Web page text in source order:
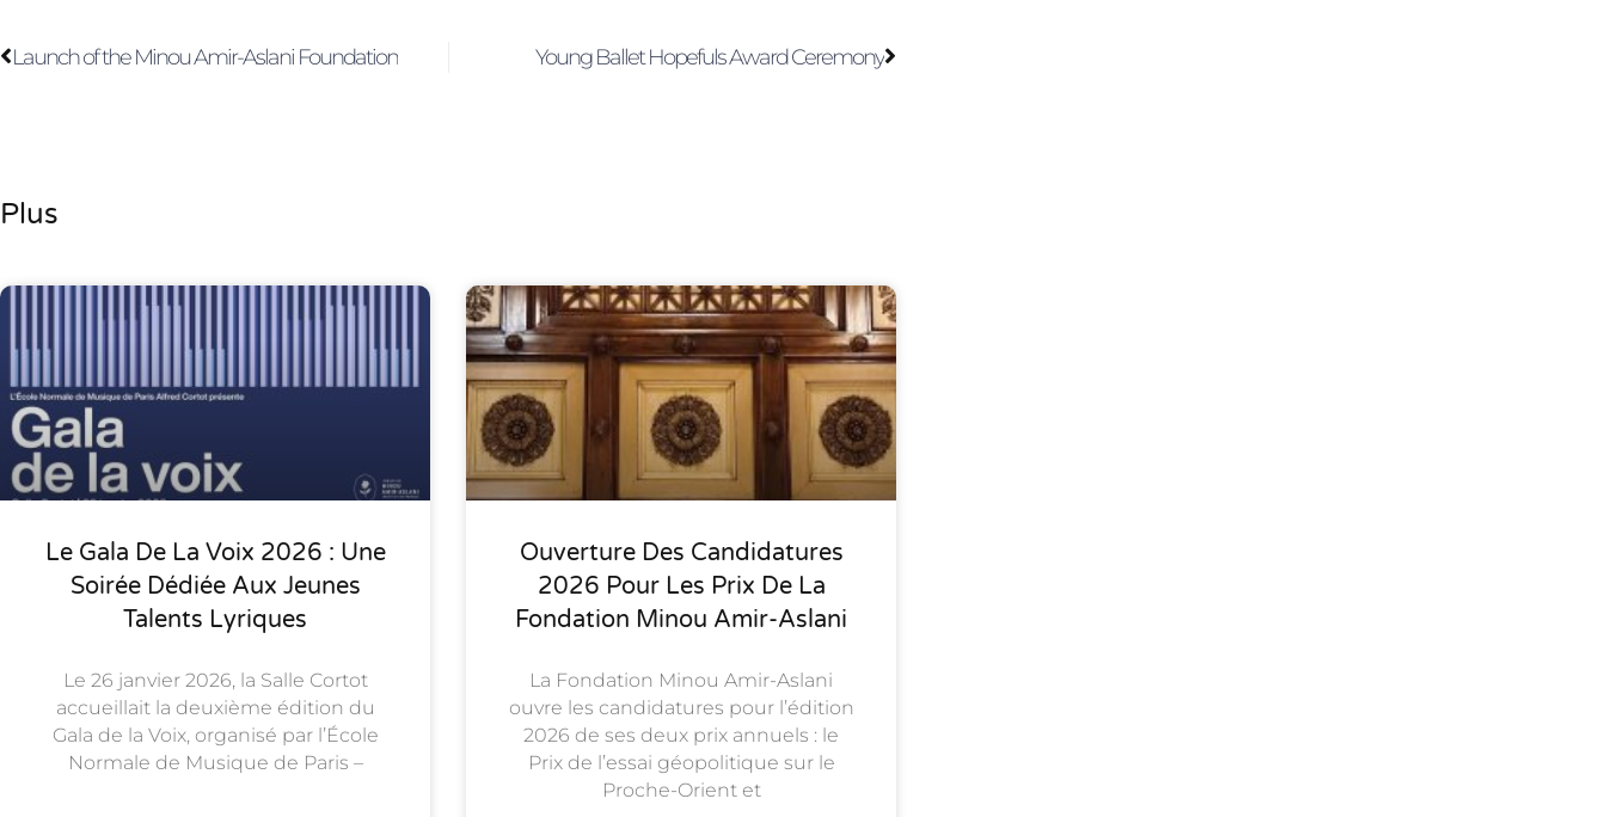
Launch of the Minou Amir-Aslani Foundation Young Ballet Hopefuls Award Ceremony
Plus
Le Gala De La Voix 2026 : Une
Soirée Dédiée Aux Jeunes
Talents Lyriques
Le 26 janvier 2026, la Salle Cortot
accueillait la deuxième édition du
Gala de la Voix, organisé par l’École
Normale de Musique de Paris –
Ouverture Des Candidatures
2026 Pour Les Prix De La
Fondation Minou Amir-Aslani
La Fondation Minou Amir-Aslani
ouvre les candidatures pour l’édition
2026 de ses deux prix annuels : le
Prix de l’essai géopolitique sur le
Proche-Orient et